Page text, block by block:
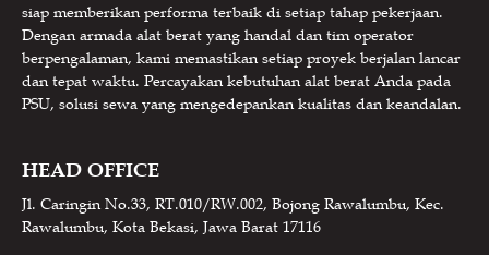
siap memberikan performa terbaik di setiap tahap pekerjaan.
Dengan armada alat berat yang handal dan tim operator
berpengalaman, kami memastikan setiap proyek berjalan lancar
dan tepat waktu. Percayakan kebutuhan alat berat Anda pada
PSU, solusi sewa yang mengedepankan kualitas dan keandalan.
HEAD OFFICE
Jl. Caringin No.33, RT.010/RW.002, Bojong Rawalumbu, Kec.
Rawalumbu, Kota Bekasi, Jawa Barat 17116